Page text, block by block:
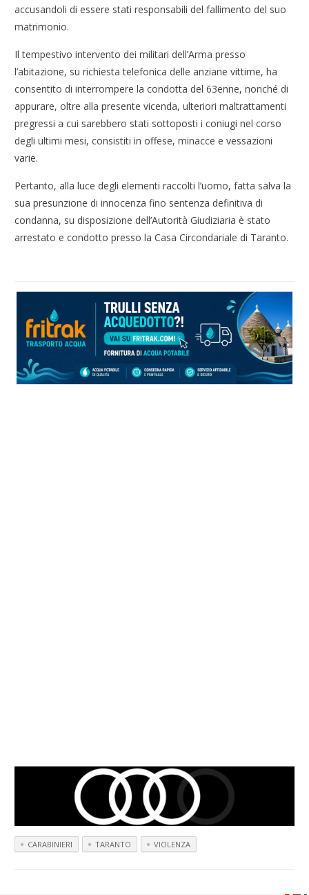
accusandoli di essere stati responsabili del fallimento del suo
matrimonio.
Il tempestivo intervento dei militari dell’Arma presso
l’abitazione, su richiesta telefonica delle anziane vittime, ha
consentito di interrompere la condotta del 63enne, nonché di
appurare, oltre alla presente vicenda, ulteriori maltrattamenti
pregressi a cui sarebbero stati sottoposti i coniugi nel corso
degli ultimi mesi, consistiti in offese, minacce e vessazioni
varie.
Pertanto, alla luce degli elementi raccolti l’uomo, fatta salva la
sua presunzione di innocenza fino sentenza definitiva di
condanna, su disposizione dell’Autorità Giudiziaria è stato
arrestato e condotto presso la Casa Circondariale di Taranto.
CARABINIERI TARANTO VIOLENZA